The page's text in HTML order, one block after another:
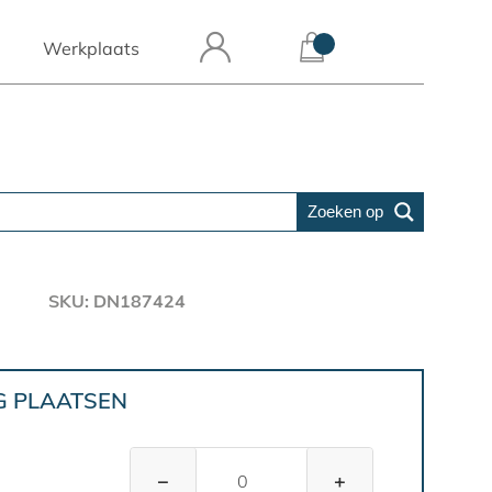
Werkplaats
Zoeken op
SKU: DN187424
PLAATSEN
− +